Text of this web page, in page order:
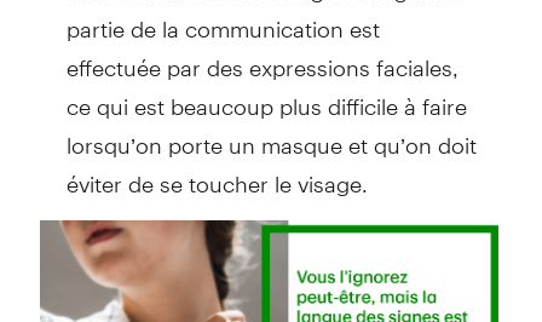
partie de la communication est
effectuée par des expressions faciales,
ce qui est beaucoup plus difficile à faire
lorsqu’on porte un masque et qu’on doit
éviter de se toucher le visage.